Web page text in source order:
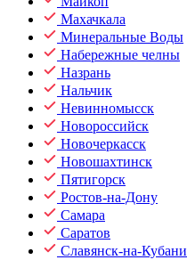
Махачкала
Минеральные Воды
Набережные челны
Назрань
Нальчик
Невинномысск
Новороссийск
Новочеркасск
Новошахтинск
Пятигорск
Ростов-на-Дону
Самара
Саратов
Славянск-на-Кубани